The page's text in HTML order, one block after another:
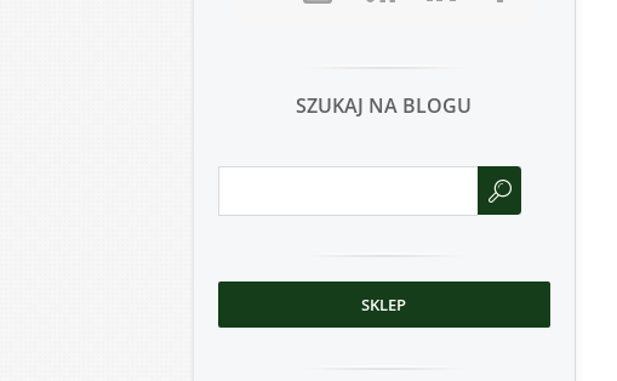
SZUKAJ NA BLOGU
SKLEP